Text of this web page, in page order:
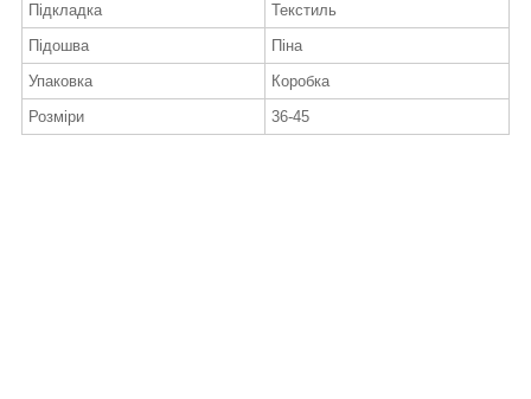
Підкладка
Текстиль
Підошва
Піна
Упаковка
Коробка
Розміри
36-45